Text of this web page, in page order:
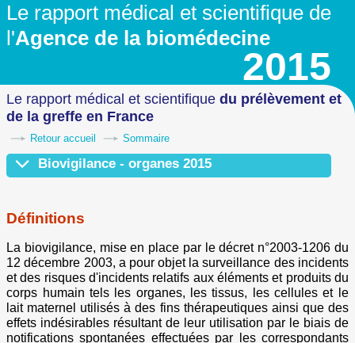
Le rapport médical et scientifique de
l'Agence de la biomédecine
2015
Le rapport médical et scientifiquedu prélèvement et
de la greffe en France
Retour accueil Sommaire
Biovigilance - organes 2015
Définitions
La biovigilance, mise en place par le décret n°2003-1206 du
12 décembre 2003, a pour objet la surveillance des incidents
et des risques d'incidents relatifs aux éléments et produits du
corps humain tels les organes, les tissus, les cellules et le
lait maternel utilisés à des fins thérapeutiques ainsi que des
effets indésirables résultant de leur utilisation par le biais de
notifications spontanées effectuées par les correspondants